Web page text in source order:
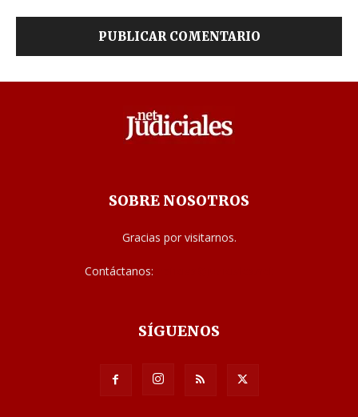
SOBRE NOSOTROS
Gracias por visitarnos.
Contáctanos:
SÍGUENOS